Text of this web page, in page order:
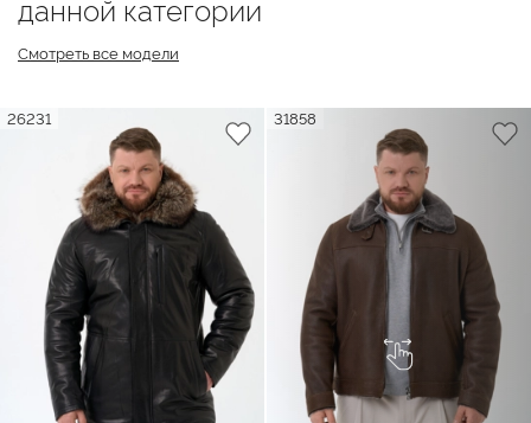
данной категории
Смотреть все модели
26231 31858